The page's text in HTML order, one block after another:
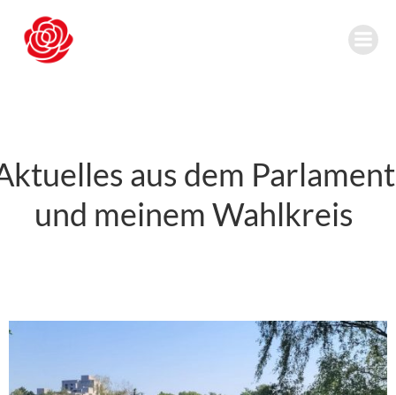
aus dem Parlament
und meinem Wahlkreis